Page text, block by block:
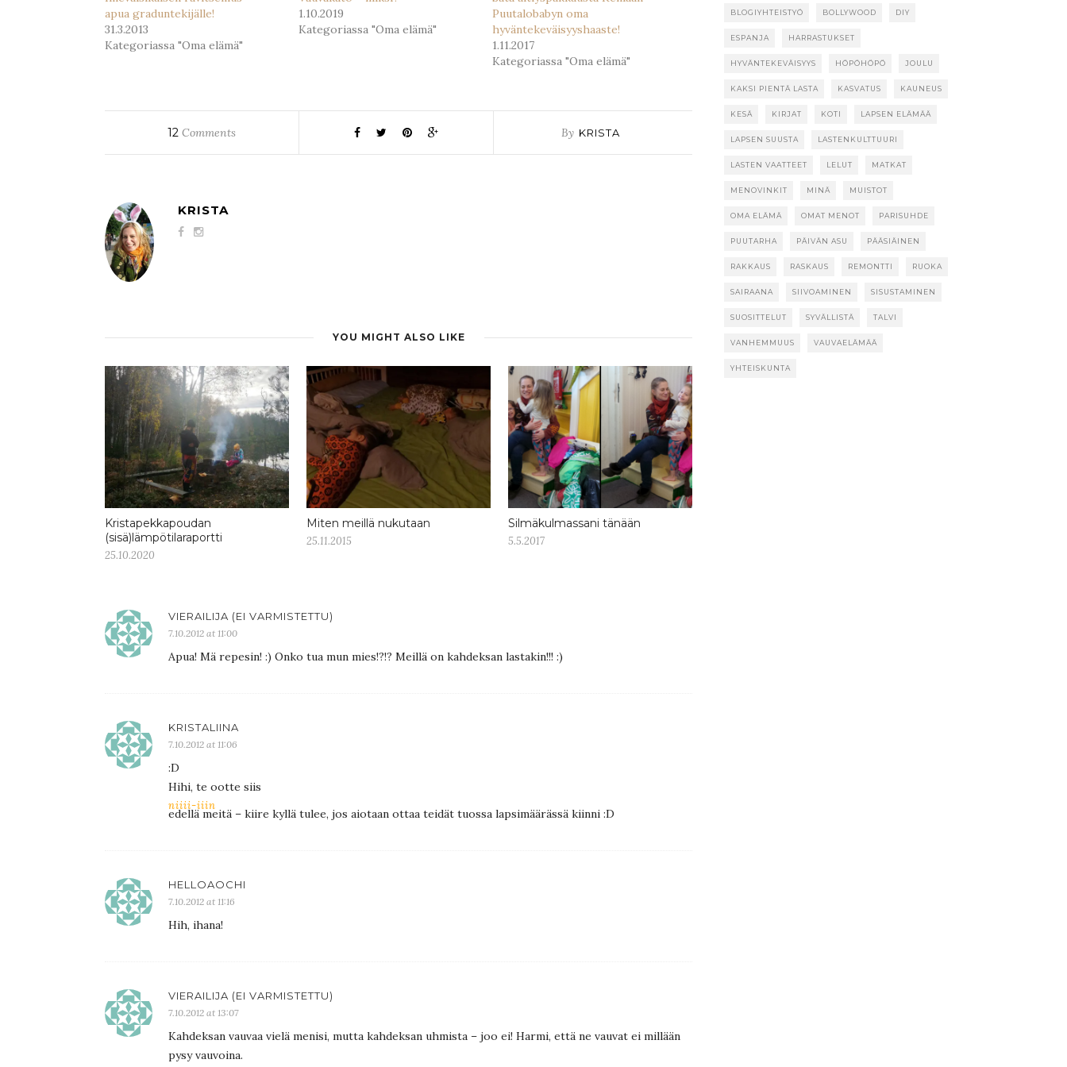
apua graduntekijälle!
31.3.2013
Kategoriassa "Oma elämä"
1.10.2019
Kategoriassa "Oma elämä"
Puutalobabyn oma
hyväntekeväisyyshaaste!
1.11.2017
Kategoriassa "Oma elämä"
12 Comments By KRISTA
KRISTA
YOU MIGHT ALSO LIKE
Kristapekkapoudan
(sisä)lämpötilaraportti
25.10.2020
Miten meillä nukutaan
25.11.2015
Silmäkulmassani tänään
5.5.2017
VIERAILIJA (EI VARMISTETTU)
7.10.2012 at 11:00
Apua! Mä repesin! :) Onko tua mun mies!?!? Meillä on kahdeksan lastakin!!! :)
KRISTALIINA
7.10.2012 at 11:06
:D
Hihi, te ootte siis
niiii-iiin
edellä meitä – kiire kyllä tulee, jos aiotaan ottaa teidät tuossa lapsimäärässä kiinni :D
HELLOAOCHI
7.10.2012 at 11:16
Hih, ihana!
VIERAILIJA (EI VARMISTETTU)
7.10.2012 at 13:07
Kahdeksan vauvaa vielä menisi, mutta kahdeksan uhmista – joo ei! Harmi, että ne vauvat ei millään
pysy vauvoina.
BLOGIYHTEISTYÖ BOLLYWOOD DIY
ESPANJA HARRASTUKSET
HYVÄNTEKEVÄISYYS HÖPÖHÖPÖ JOULU
KAKSI PIENTÄ LASTA KASVATUS KAUNEUS
KESÄ KIRJAT KOTI LAPSEN ELÄMÄÄ
LAPSEN SUUSTA LASTENKULTTUURI
LASTEN VAATTEET LELUT MATKAT
MENOVINKIT MINÄ MUISTOT
OMA ELÄMÄ OMAT MENOT PARISUHDE
PUUTARHA PÄIVÄN ASU PÄÄSIÄINEN
RAKKAUS RASKAUS REMONTTI RUOKA
SAIRAANA SIIVOAMINEN SISUSTAMINEN
SUOSITTELUT SYVÄLLISTÄ TALVI
VANHEMMUUS VAUVAELÄMÄÄ
YHTEISKUNTA